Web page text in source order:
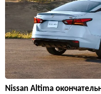
Nissan Altima